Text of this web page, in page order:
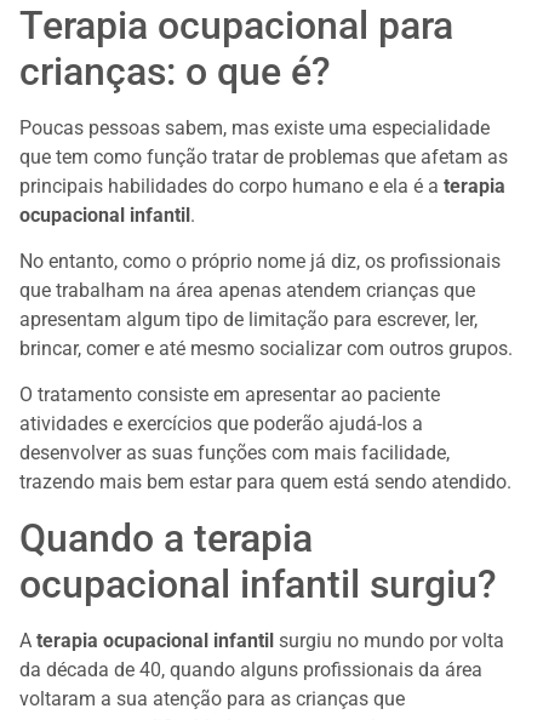
Terapia ocupacional para
crianças: o que é?
Poucas pessoas sabem, mas existe uma especialidade
que tem como função tratar de problemas que afetam as
principais habilidades do corpo humano e ela é a terapia
ocupacional infantil.
No entanto, como o próprio nome já diz, os profissionais
que trabalham na área apenas atendem crianças que
apresentam algum tipo de limitação para escrever, ler,
brincar, comer e até mesmo socializar com outros grupos.
O tratamento consiste em apresentar ao paciente
atividades e exercícios que poderão ajudá-los a
desenvolver as suas funções com mais facilidade,
trazendo mais bem estar para quem está sendo atendido.
Quando a terapia
ocupacional infantil surgiu?
A terapia ocupacional infantil surgiu no mundo por volta
da década de 40, quando alguns profissionais da área
voltaram a sua atenção para as crianças que